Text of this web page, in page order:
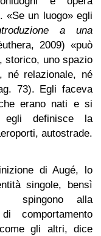
«Se un luogo» egli
a una
2009) «può
storico, uno spazio
né relazionale, né
73). Egli faceva
erano nati e si
definisce la
autostrade.
di Augé, lo
singole, bensì
spingono alla
comportamento
gli altri, dice